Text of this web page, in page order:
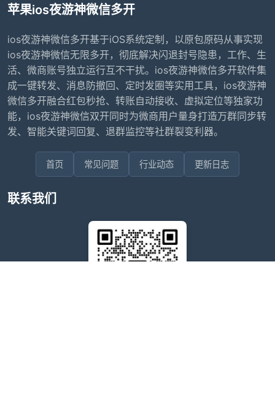
苹果ios夜游神微信多开
ios夜游神微信多开基于iOS系统定制，以原包原码从事实现
ios夜游神微信无限多开，彻底解决闪退封号隐患，工作、生
活、微商账号独立运行互不干扰。ios夜游神微信多开软件集
成一键转发、消息防撤回、定时发圈等实用工具，ios夜游神
微信多开融合红包秒抢、转账自动接收、虚拟定位等独家功
能，ios夜游神微信双开同时为微商用户量身打造万群同步转
发、智能关键词回复、退群监控等社群裂变利器。
首页 常见问题 行业动态 更新日志
联系我们